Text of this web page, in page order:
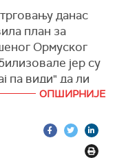
данас
план за
Ормуског
јер су
па види" да ли
што је
су за 0,7
рано јутрос
ОПШИРНИЈЕ